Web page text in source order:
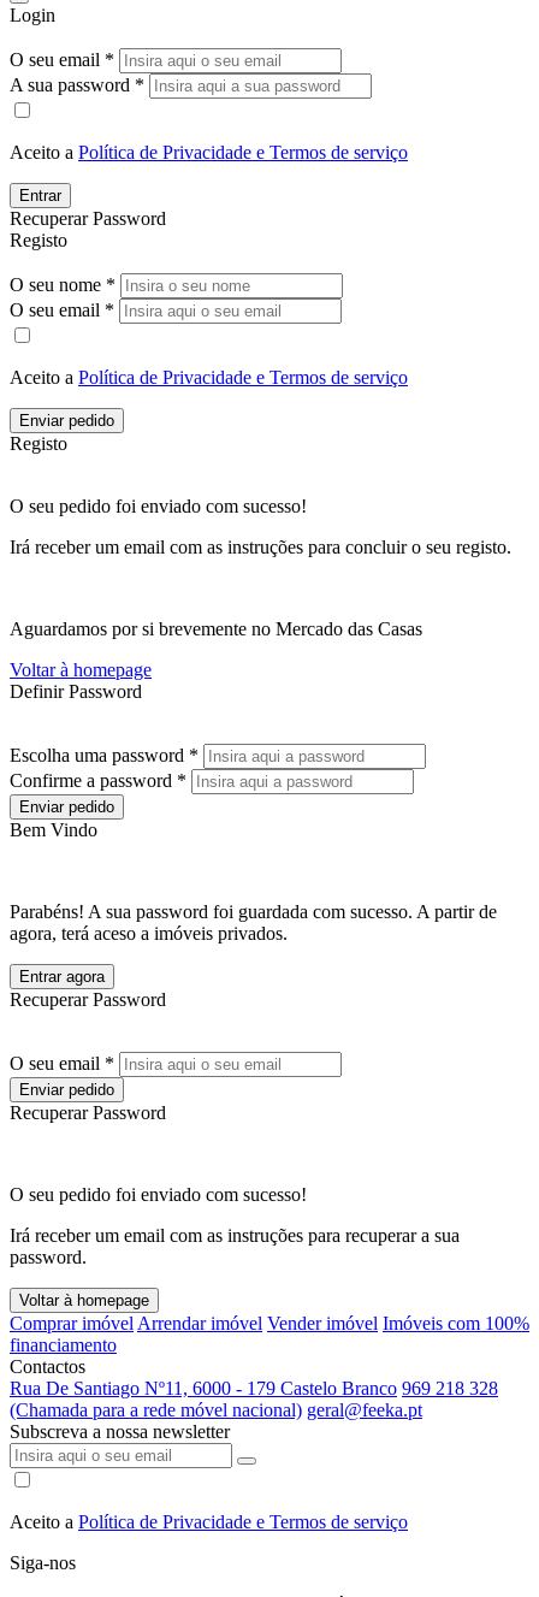
Login
O seu email *
A sua password *
Aceito a Política de Privacidade e Termos de serviço
Entrar
Recuperar Password
Registo
O seu nome *
O seu email *
Aceito a Política de Privacidade e Termos de serviço
Enviar pedido
Registo
O seu pedido foi enviado com sucesso!
Irá receber um email com as instruções para concluir o seu registo.
Aguardamos por si brevemente no Mercado das Casas
Voltar à homepage
Definir Password
Escolha uma password *
Confirme a password *
Enviar pedido
Bem Vindo
Parabéns! A sua password foi guardada com sucesso. A partir de
agora, terá aceso a imóveis privados.
Entrar agora
Recuperar Password
O seu email *
Enviar pedido
Recuperar Password
O seu pedido foi enviado com sucesso!
Irá receber um email com as instruções para recuperar a sua
password.
Voltar à homepage
Comprar imóvel Arrendar imóvel Vender imóvel Imóveis com 100%
financiamento
Contactos
Rua De Santiago Nº11, 6000 - 179 Castelo Branco 969 218 328
(Chamada para a rede móvel nacional) geral@feeka.pt
Subscreva a nossa newsletter
Aceito a Política de Privacidade e Termos de serviço
Siga-nos